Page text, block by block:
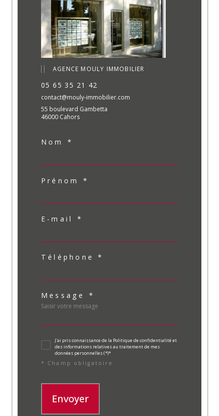
AGENCE MOULY IMMOBILIER
05 65 35 21 42
contact@mouly-immobilier.com
55 boulevard Gambetta
46000 Cahors
Nom *
Prénom *
E-mail *
Téléphone *
Message *
J'ai pris connaissance de la Politique de confidentialité et
des informations relatives au traitement de mes
données personnelles (*)*
* Champ obligatoire
Envoyer